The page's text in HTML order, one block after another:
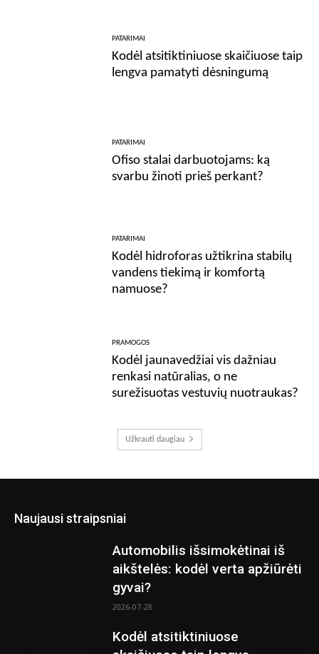
PATARIMAI
Kodėl atsitiktiniuose skaičiuose taip
lengva pamatyti dėsningumą
PATARIMAI
Ofiso stalai darbuotojams: ką
svarbu žinoti prieš perkant?
PATARIMAI
Kodėl hidroforas užtikrina stabilų
vandens tiekimą ir komfortą
namuose?
PRAMOGOS
Kodėl jaunavedžiai vis dažniau
renkasi natūralias, o ne
surežisuotas vestuvių nuotraukas?
Užkrauti daugiau
Naujausi straipsniai
Automobilis išsimokėtinai iš
aikštelės: kodėl verta apžiūrėti
gyvai?
2026-07-28
Kodėl atsitiktiniuose